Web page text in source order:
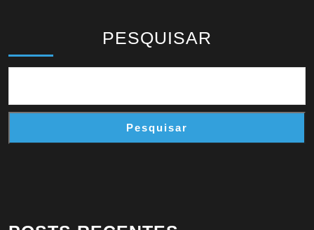
PESQUISAR
Pesquisar